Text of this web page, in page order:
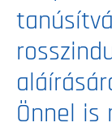
Önnel is